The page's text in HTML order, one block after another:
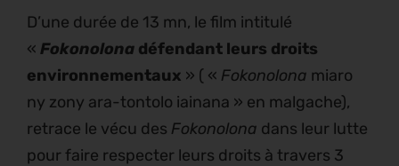
D’une durée de 13 mn, le film intitulé
« Fokonolona défendant leurs droits
environnementaux » ( « Fokonolona miaro
ny zony ara-tontolo iainana » en malgache),
retrace le vécu des Fokonolona dans leur lutte
pour faire respecter leurs droits à travers 3